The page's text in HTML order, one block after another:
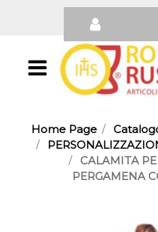
Open
Home Page
CALAMITA
PERGAMENA